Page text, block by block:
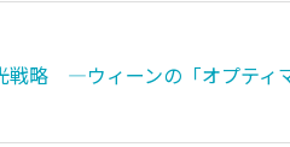
戦略 ―ウィーンの「オプテ